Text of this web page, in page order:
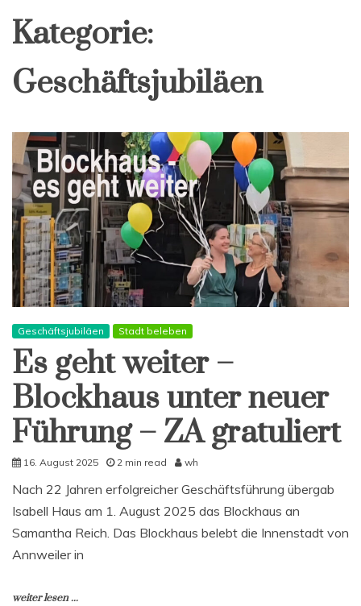
Kategorie:
Geschäftsjubiläen
Geschäftsjubiläen Stadt beleben
Es geht weiter –
Blockhaus unter neuer
Führung – ZA gratuliert
16. August 2025 2 min read wh
Nach 22 Jahren erfolgreicher Geschäftsführung übergab
Isabell Haus am 1. August 2025 das Blockhaus an
Samantha Reich. Das Blockhaus belebt die Innenstadt von
Annweiler in
weiter lesen ...